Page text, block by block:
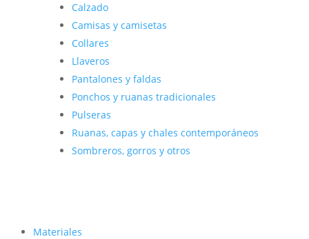
Calzado
Camisas y camisetas
Collares
Llaveros
Pantalones y faldas
Ponchos y ruanas tradicionales
Pulseras
Ruanas, capas y chales contemporáneos
Sombreros, gorros y otros
Materiales